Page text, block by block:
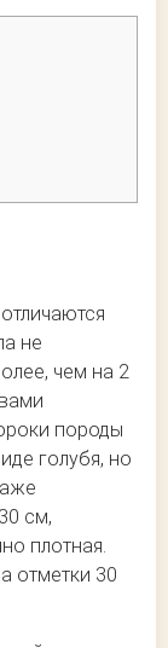
не
чем на 2
породы
голубя, но
см,
плотная.
отметки 30